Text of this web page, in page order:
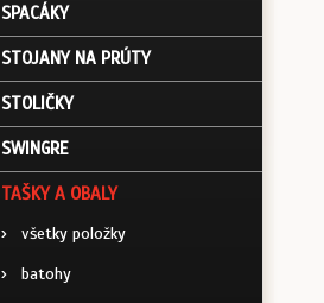
SPACÁKY
STOJANY NA PRÚTY
STOLIČKY
SWINGRE
TAŠKY A OBALY
›
všetky položky
›
batohy